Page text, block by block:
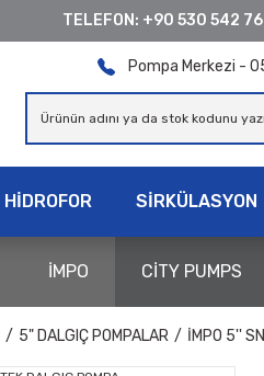
TELEFON: +90 530 542
Pompa Merkezi -
HİDROFOR SİRKÜLASYON
İMPO CİTY PUMPS
5" DALGIÇ POMPALAR İMPO 5''